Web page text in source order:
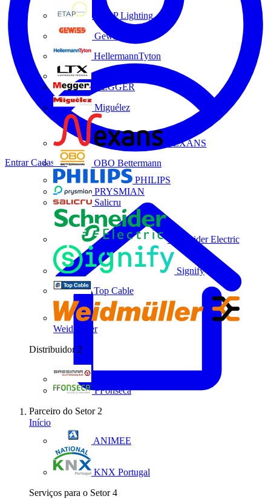
ETAP Lighting
Gewiss
HellermannTyton
MEGGER
Miguélez
NEXANS
OBO Bettermann
PHILIPS
PRYSMIAN
Salicru
Schneider Electric
Signify
Top Cable
Weidmüller
Distribuidor 2
FFonseca
Parceiro do Setor 2
ANIMEE
KNX Portugal
Serviços para o Setor 4
EntrarCadastrar
Início